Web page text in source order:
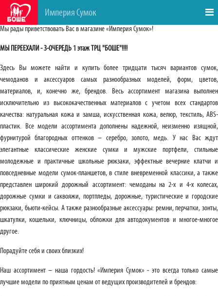
Империя Сумок
Мы рады приветствовать Вас в магазине «Империя Сумок»!
МЫ ПЕРЕЕХАЛИ - 3-ОЧЕРЕДЬ 1 этаж ТРЦ "БОШЕ"!!!!
Здесь Вы можете найти и купить более тридцати тысяч вариантов сумок,
чемоданов и аксессуаров самых разнообразных моделей, форм, цветов,
материалов, и, конечно же, брендов. Весь ассортимент магазина выполнен
исключительно из высококачественных материалов с учетом всех стандартов
качества: натуральная кожа и замша, искусственная кожа, велюр, текстиль, ABS-
пластик. Все модели ассортимента дополнены надежной, неизменно изящной,
фурнитурой благородных оттенков – серебро, золото, медь. У нас Вас ждут
элегантные классические женские сумки и мужские портфели, стильные
молодежные и практичные школьные рюкзаки, эффектные вечерние клатчи и
повседневные модели сумок-планшетов, в стиле вневременной классики, а также
представлен широкий дорожный ассортимент: чемоданы на 2-х и 4-х колесах,
дорожные сумки и саквояжи, портпледы, дорожные, туристические и городские
рюкзаки, бьюти-кейсы. А также разнообразные аксессуары: ремни, перчатки, зонты,
шкатулки, кошельки, ключницы, обложки для автодокументов и многое-многое
другое.
Порадуйте себя и своих близких!
Наш ассортимент – наша гордость! «Империя Сумок» - это всегда только самые
лучшие модели по приятным ценам от ведущих производителей и брендов: